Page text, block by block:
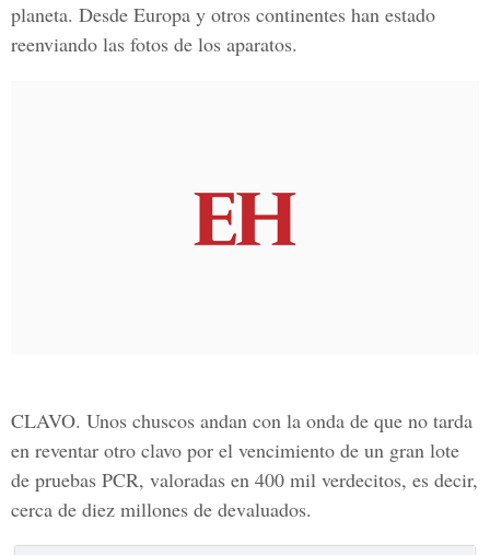
planeta. Desde Europa y otros continentes han estado
reenviando las fotos de los aparatos.
CLAVO. Unos chuscos andan con la onda de que no tarda
en reventar otro clavo por el vencimiento de un gran lote
de pruebas PCR, valoradas en 400 mil verdecitos, es decir,
cerca de diez millones de devaluados.